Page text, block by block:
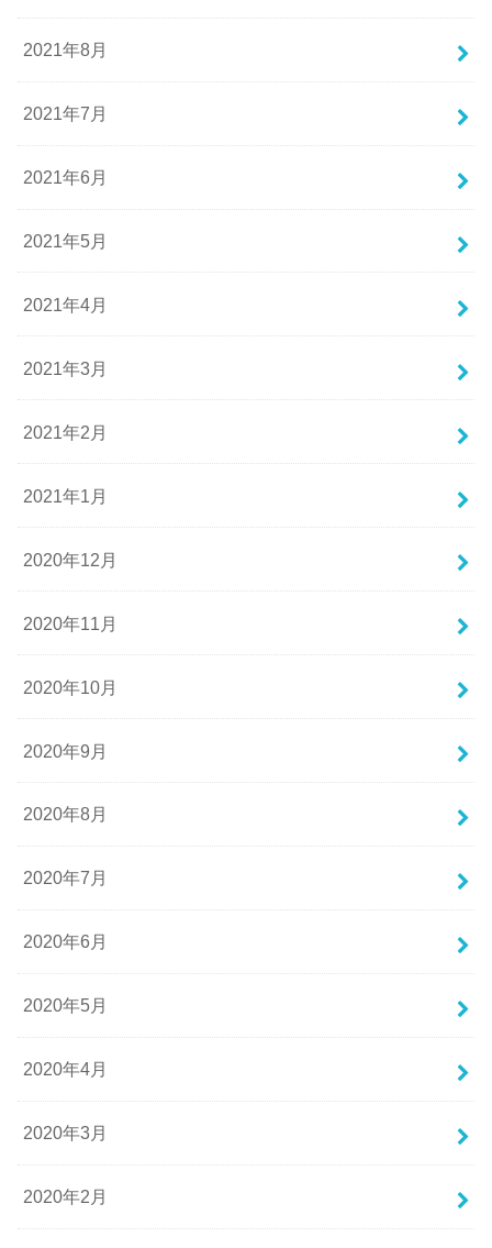
2021年8月
2021年7月
2021年6月
2021年5月
2021年4月
2021年3月
2021年2月
2021年1月
2020年12月
2020年11月
2020年10月
2020年9月
2020年8月
2020年7月
2020年6月
2020年5月
2020年4月
2020年3月
2020年2月